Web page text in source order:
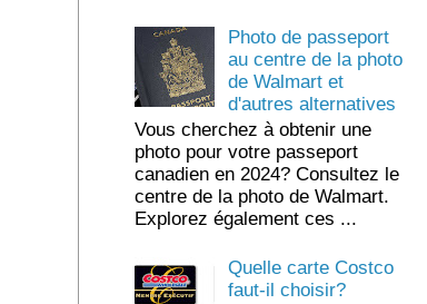
Photo de passeport
au centre de la photo
de Walmart et
d'autres alternatives
Vous cherchez à obtenir une
photo pour votre passeport
canadien en 2024? Consultez le
centre de la photo de Walmart.
Explorez également ces ...
Quelle carte Costco
faut-il choisir?